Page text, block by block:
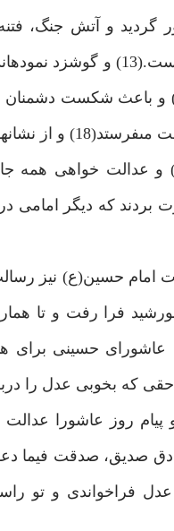
گرديد و آتش جنگ،
به روش عادلانه است.(19)
عدالت خواهى همه
بردند كه ديگر امامى
حسين(ع) نيز رسالت
فرا رفت و تا
عاشوراى حسينى براى
كه بخوبى عدل را دربر
روز عاشورا
صديق، صدقت فيما
فراخواندى و تو